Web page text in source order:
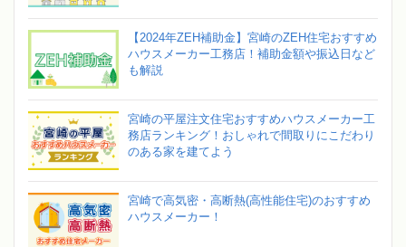
【2024年ZEH補助金】宮崎のZEH住宅おすすめ
ハウスメーカー工務店！補助金額や振込日など
も解説
宮崎の平屋注文住宅おすすめハウスメーカー工
務店ランキング！おしゃれで間取りにこだわり
のある家を建てよう
宮崎で高気密・高断熱(高性能住宅)のおすすめ
ハウスメーカー！